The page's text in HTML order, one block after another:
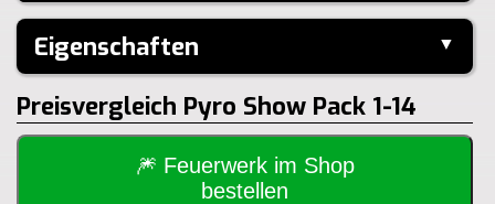
Eigenschaften ▼
Hersteller:
Heron
Performance:
I-Shape
Kaliber:
30mm
Schuss:
20
40m
20sek
Preisvergleich Pyro Show Pack 1-14
🎆 Feuerwerk im Shop
bestellen